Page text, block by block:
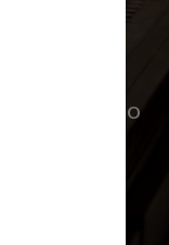
utilizando